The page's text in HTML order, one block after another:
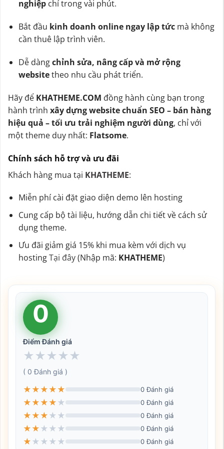
nghiệpchỉ trong vài phút.
Bắt đầu kinh doanh online ngay lập tứcmà không
cần thuê lập trình viên.
Dễ dàngchỉnh sửa, nâng cấp và mở rộng
websitetheo nhu cầu phát triển.
Hãy để KHATHEME.COM đồng hành cùng bạn trong
hành trình xây dựng website chuẩn SEO – bán hàng
hiệu quả – tối ưu trải nghiệm người dùng, chỉ với
một theme duy nhất: Flatsome.
Chính sách hỗ trợ và ưu đãi
Khách hàng mua tại KHATHEME:
Miễn phí cài đặt giao diện demo lên hosting
Cung cấp bộ tài liệu, hướng dẫn chi tiết về cách sử
dụng theme.
Ưu đãi giảm giá 15% khi mua kèm với dịch vụ
hostingTại đây(Nhập mã: KHATHEME)
0
Điểm Đánh giá
★ ★ ★ ★ ★
( 0 Đánh giá )
★ ★ ★ ★ ★ 0 Đánh giá
★ ★ ★ ★ ★ 0 Đánh giá
★ ★ ★ ★ ★ 0 Đánh giá
★ ★ ★ ★ ★ 0 Đánh giá
★ ★ ★ ★ ★ 0 Đánh giá